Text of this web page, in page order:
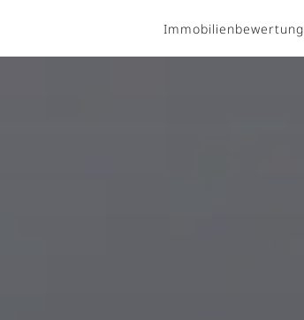
Immobilienbewertung